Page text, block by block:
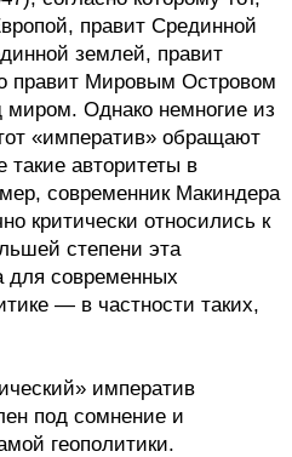
правит Срединной
землей, правит
правит Мировым Островом
миром. Однако немногие из
«императив» обращают
такие авторитеты в
современник Макиндера
критически относились к
степени эта
для современных
— в частности таких,
императив
под сомнение и
геополитики.